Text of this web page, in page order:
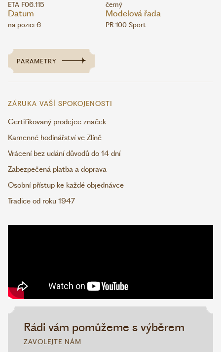
Rádi vám pomůžeme s výběrem
ZAVOLEJTE NÁM
ETA F06.115 černý
Datum
na pozici 6
Modelová řada
PR 100 Sport
PARAMETRY
ZÁRUKA VAŠÍ SPOKOJENOSTI
Certifikovaný prodejce značek
Kamenné hodinářství ve Zlíně
Vrácení bez udání důvodů do 14 dní
Zabezpečená platba a doprava
Osobní přístup ke každé objednávce
Tradice od roku 1947